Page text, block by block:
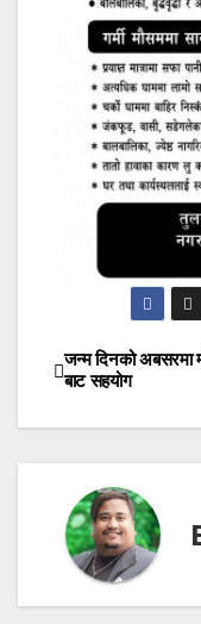
Post
जन्म दिनको अबसरमा
बाट सहयोग